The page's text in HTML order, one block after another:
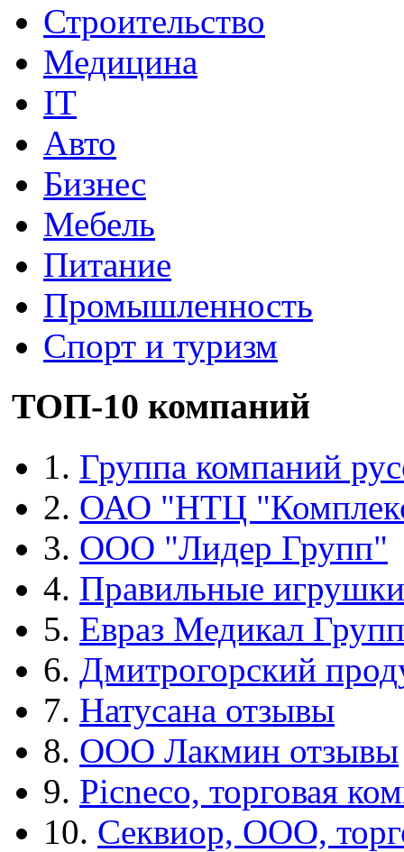
Строительство
Медицина
IT
Авто
Бизнес
Мебель
Питание
Промышленность
Спорт и туризм
ТОП-10 компаний
1. Группа компаний
2. ОАО "НТЦ
3. ООО "Лидер Групп"
4. Правильные игрушки
5. Евраз Медикал Групп
6. Дмитрогорский
7. Натусана отзывы
8. ООО Лакмин отзывы
9. Picneco, торговая
10. Секвиор, ООО,